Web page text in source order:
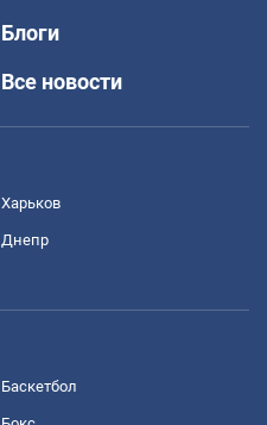
Блоги
Все новости
Харьков
Днепр
Баскетбол